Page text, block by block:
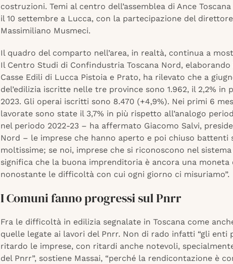
costruzioni. Temi al centro dell’assemblea di Ance
il 10 settembre a Lucca, con la partecipazione del
Massimiliano Musmeci.
Il quadro del comparto nell’area, in realtà, continua a
Il Centro Studi di Confindustria Toscana Nord,
Casse Edili di Lucca Pistoia e Prato, ha rilevato che a
del’edilizia iscritte nelle tre province sono 1.962, il 2,2% in
2023. Gli operai iscritti sono 8.470 (+4,9%). Nei primi 6
lavorate sono state il 3,7% in più rispetto all’analogo
nel periodo 2022-23 – ha affermato Giacomo Salvi,
Nord – le imprese che hanno aperto e poi chiuso battenti
moltissime; se noi, imprese che si riconoscono nel
significa che la buona imprenditoria è ancora una moneta
nonostante le difficoltà con cui ogni giorno ci misuriamo”.
I Comuni fanno progressi sul Pnrr
Fra le difficoltà in edilizia segnalate in Toscana come
quelle legate ai lavori del Pnrr. Non di rado infatti “gli enti
ritardo le imprese, con ritardi anche notevoli,
del Pnrr”, sostiene Massai, “perché la rendicontazione è